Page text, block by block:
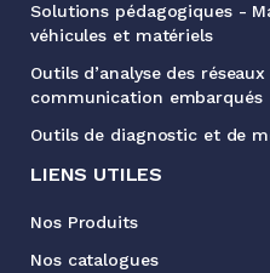
Solutions pédagogiques -
véhicules et matériels
Outils d’analyse des
communication embarqués
Outils de diagnostic et de
LIENS UTILES
Nos Produits
Nos catalogues